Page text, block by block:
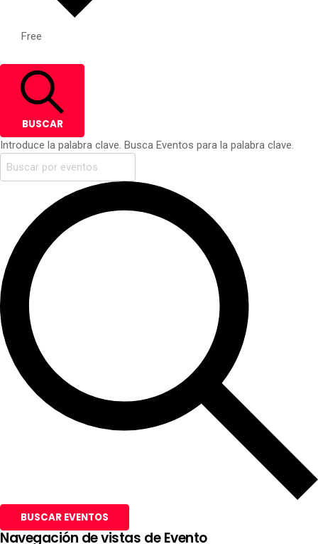
Free
BUSCAR
Introduce la palabra clave. Busca Eventos para la palabra clave.
BUSCAR EVENTOS
Navegación de vistas de Evento